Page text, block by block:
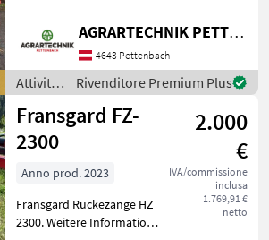
Gewicht 325kg -
Schwenkbereich 43 Grad
Links Rechts - Messing
Buchsen an allen
Lagerstellen
AGRARTECHNIK PETTENBACH GMBH
4643 Pettenbach
Attività
forestali
e
lavorazione
del
legno /
Rivenditore Premium Plus
Fransgard FZ-
2300
2.000
€
IVA/commissione
inclusa
1.769,91 €
netto
Anno prod. 2023
Fransgard Rückezange HZ
2300. Weitere Information